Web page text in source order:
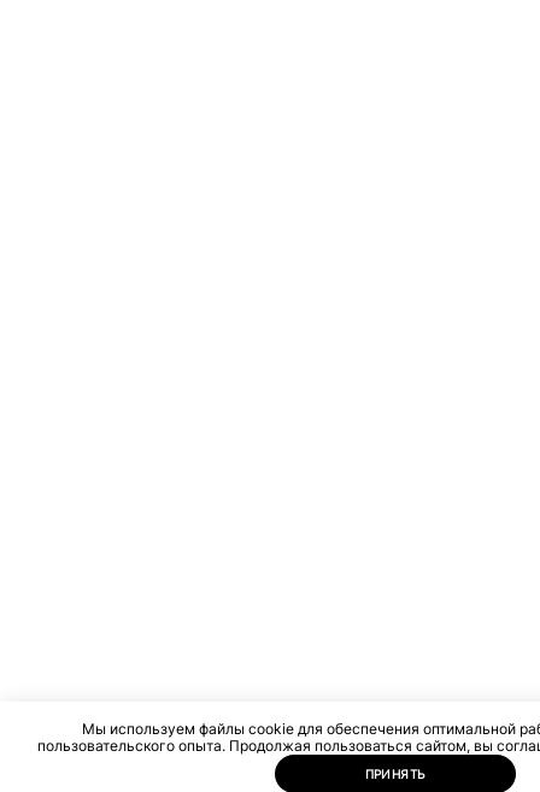
Мы используем файлы cookie для обеспечения оптимальной
пользовательского опыта. Продолжая пользоваться сайтом, вы
ПРИНЯТЬ